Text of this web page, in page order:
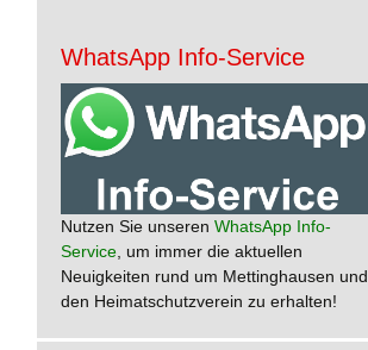
WhatsApp Info-Service
Nutzen Sie unseren WhatsApp Info-
Service , um immer die aktuellen
Neuigkeiten rund um Mettinghausen und
den Heimatschutzverein zu erhalten!